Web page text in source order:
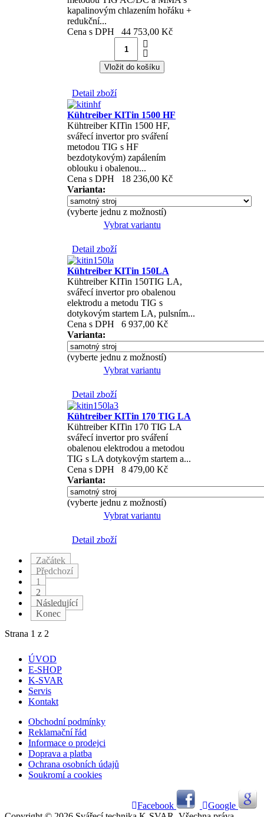
kapalinovým chlazením hořáku +
redukční...
Cena s DPH
44 753,00 Kč
Detail zboží
Kühtreiber KITin 1500 HF
Kühtreiber KITin 1500 HF,
svářecí invertor pro sváření
metodou TIG s HF
bezdotykovým) zapálením
oblouku i obalenou...
Cena s DPH
18 236,00 Kč
Varianta:
(vyberte jednu z možností)
Vybrat variantu
Detail zboží
Kühtreiber KITin 150LA
Kühtreiber KITin 150TIG LA,
svářecí invertor pro obalenou
elektrodu a metodu TIG s
dotykovým startem LA, pulsním...
Cena s DPH
6 937,00 Kč
Varianta:
(vyberte jednu z možností)
Vybrat variantu
Detail zboží
Kühtreiber KITin 170 TIG LA
Kühtreiber KITin 170 TIG LA
svářecí invertor pro sváření
obalenou elektrodou a metodou
TIG s LA dotykovým startem a...
Cena s DPH
8 479,00 Kč
Varianta:
(vyberte jednu z možností)
Vybrat variantu
Detail zboží
Začátek
Předchozí
1
2
Následující
Konec
Strana 1 z 2
ÚVOD
E-SHOP
K-SVAR
Servis
Kontakt
Obchodní podmínky
Reklamační řád
Informace o prodejci
Doprava a platba
Ochrana osobních údajů
Soukromí a cookies
Facebook
Google